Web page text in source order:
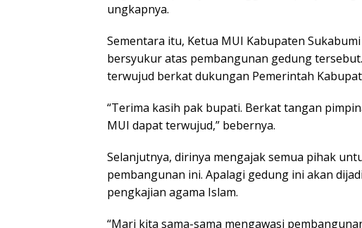
ungkapnya.
Sementara itu, Ketua MUI Kabupaten
bersyukur atas pembangunan gedung
terwujud berkat dukungan Pemerintah
“Terima kasih pak bupati. Berkat tangan
MUI dapat terwujud,” bebernya.
Selanjutnya, dirinya mengajak semua pihak
pembangunan ini. Apalagi gedung ini akan
pengkajian agama Islam.
“Mari kita sama-sama mengawasi